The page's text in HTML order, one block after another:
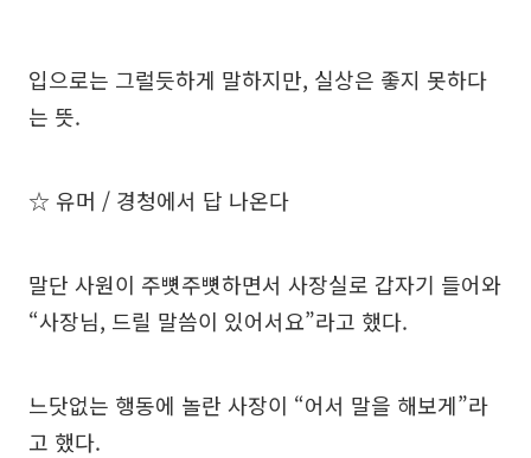
입으로는 그럴듯하게 말하지만, 실상은 좋지 못하다
는 뜻.
☆ 유머 / 경청에서 답 나온다
말단 사원이 주뼛주뼛하면서 사장실로 갑자기 들어와
“사장님, 드릴 말씀이 있어서요”라고 했다.
느닷없는 행동에 놀란 사장이 “어서 말을 해보게”라
고 했다.